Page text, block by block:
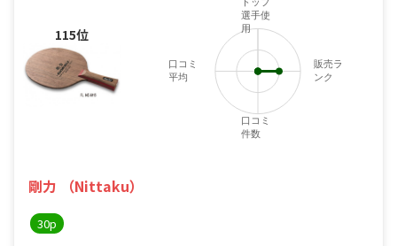
115位
剛力 （Nittaku）
30p
選手使
用
販売ラ
ンク
口コミ
件数
口コミ
平均